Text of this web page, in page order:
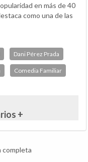
en más de 40
como una de las
Dani Pérez Prada
Comedia Familiar
+
completa